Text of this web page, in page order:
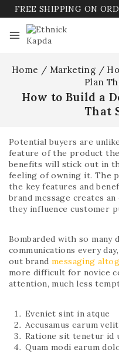
FREE SHIPPING ON
Home / Marketing /
Plan
How to Build a
That
Potential buyers are
feature of the product
benefits will stick out in
feeling of owning it. The
the key features and
brand message creates
they influence customer
Bombarded with so
communications every
out brandmessaging
more difficult for novice
attention, much less
Eveniet sint in atque
Accusamus earum
Ratione sit tenetur id
Quam modi earum